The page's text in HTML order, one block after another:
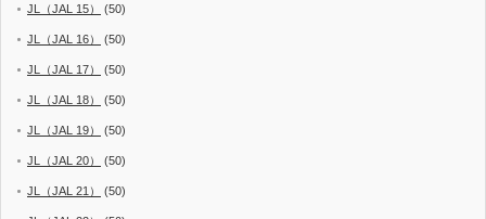
JL（JAL 15） (50)
JL（JAL 16） (50)
JL（JAL 17） (50)
JL（JAL 18） (50)
JL（JAL 19） (50)
JL（JAL 20） (50)
JL（JAL 21） (50)